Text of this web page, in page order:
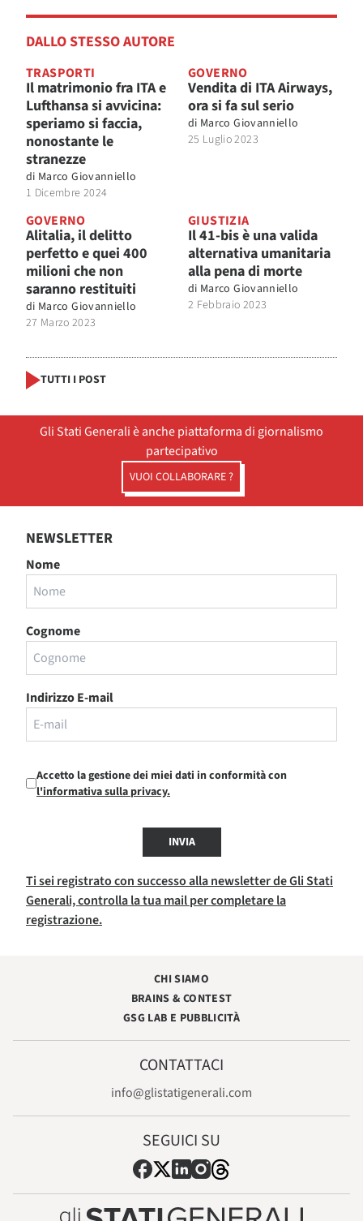
DALLO STESSO AUTORE
TRASPORTI
Il matrimonio fra ITA e
Lufthansa si avvicina:
speriamo si faccia,
nonostante le
stranezze
di Marco Giovanniello
1 Dicembre 2024
GOVERNO
Vendita di ITA Airways,
ora si fa sul serio
di Marco Giovanniello
25 Luglio 2023
GOVERNO
Alitalia, il delitto
perfetto e quei 400
milioni che non
saranno restituiti
di Marco Giovanniello
27 Marzo 2023
GIUSTIZIA
Il 41-bis è una valida
alternativa umanitaria
alla pena di morte
di Marco Giovanniello
2 Febbraio 2023
TUTTI I POST
Gli Stati Generali è anche piattaforma di giornalismo
partecipativo
VUOI COLLABORARE ?
NEWSLETTER
Nome
Cognome
Indirizzo E-mail
Accetto la gestione dei miei dati in conformità con
l'informativa sulla privacy.
INVIA
Ti sei registrato con successo alla newsletter de Gli Stati
Generali, controlla la tua mail per completare la
registrazione.
CHI SIAMO
BRAINS & CONTEST
GSG LAB E PUBBLICITÀ
CONTATTACI
info@glistatigenerali.com
SEGUICI SU